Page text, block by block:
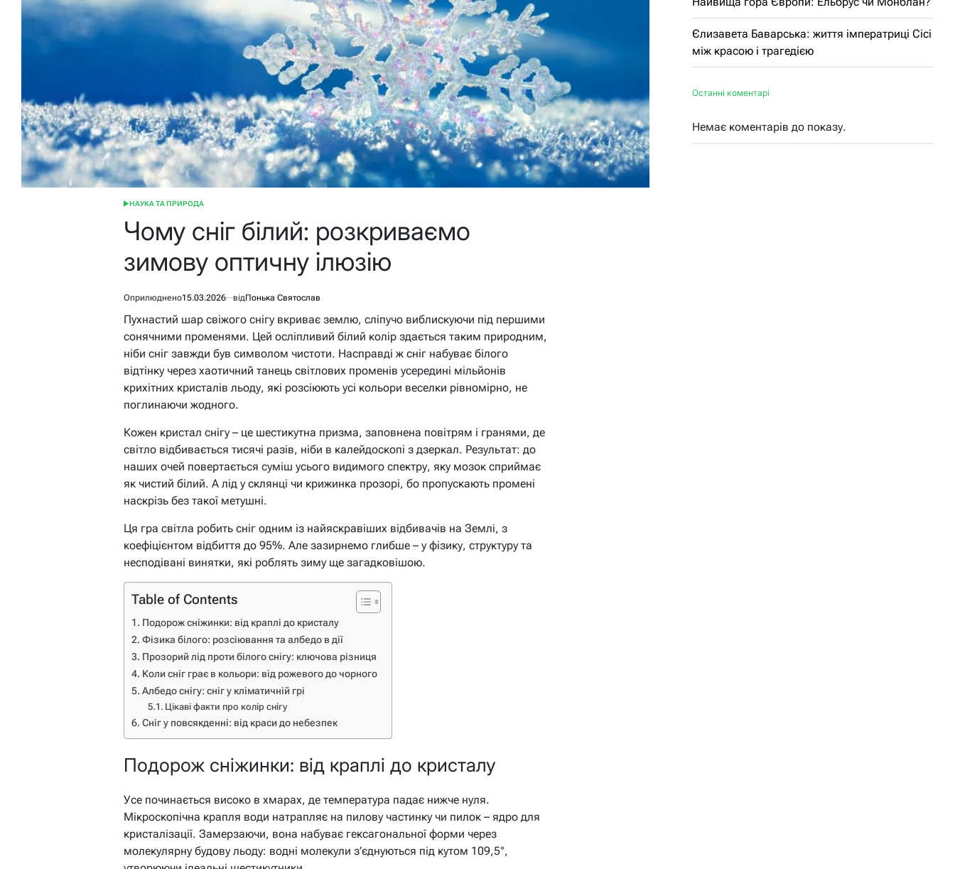
ОПУБЛІКУВАТИ
НАУКА ТА ПРИРОДА
Чому сніг білий: розкриваємо
зимову оптичну ілюзію
Оприлюднено15.03.2026 відПонька Святослав
Пухнастий шар свіжого снігу вкриває землю, сліпучо виблискуючи під першими
сонячними променями. Цей осліпливий білий колір здається таким природним,
ніби сніг завжди був символом чистоти. Насправді ж сніг набуває білого
відтінку через хаотичний танець світлових променів усередині мільйонів
крихітних кристалів льоду, які розсіюють усі кольори веселки рівномірно, не
поглинаючи жодного.
Кожен кристал снігу – це шестикутна призма, заповнена повітрям і гранями, де
світло відбивається тисячі разів, ніби в калейдоскопі з дзеркал. Результат: до
наших очей повертається суміш усього видимого спектру, яку мозок сприймає
як чистий білий. А лід у склянці чи крижинка прозорі, бо пропускають промені
наскрізь без такої метушні.
Ця гра світла робить сніг одним із найяскравіших відбивачів на Землі, з
коефіцієнтом відбиття до 95%. Але зазирнемо глибше – у фізику, структуру та
несподівані винятки, які роблять зиму ще загадковішою.
Table of Contents
Подорож сніжинки: від краплі до кристалу
Фізика білого: розсіювання та албедо в дії
Прозорий лід проти білого снігу: ключова різниця
Коли сніг грає в кольори: від рожевого до чорного
Албедо снігу: сніг у кліматичній грі
Цікаві факти про колір снігу
Сніг у повсякденні: від краси до небезпек
Подорож сніжинки: від краплі до кристалу
Усе починається високо в хмарах, де температура падає нижче нуля.
Мікроскопічна крапля води натрапляє на пилову частинку чи пилок – ядро для
кристалізації. Замерзаючи, вона набуває гексагональної форми через
молекулярну будову льоду: водні молекули з’єднуються під кутом 109,5°,
Єлизавета Баварська: життя імператриці Сісі
між красою і трагедією
Останні коментарі
Немає коментарів до показу.